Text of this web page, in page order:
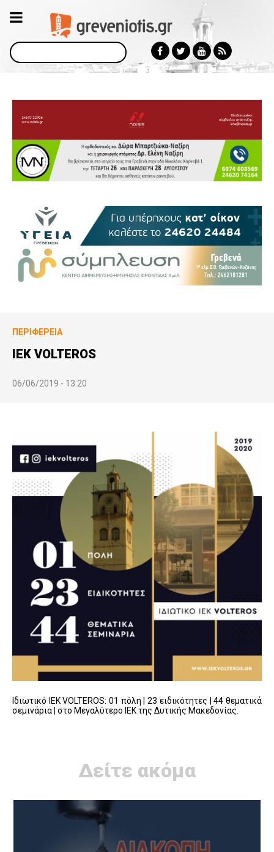
Αναζήτηση
ΠΕΡΙΦΈΡΕΙΑ
ΙΕΚ VOLTEROS
06/06/2019 - 13:20
Ιδιωτικό ΙΕΚ VOLTEROS: 01 πόλη | 23 ειδικότητες | 44 θεματικά
σεμινάρια | στο Μεγαλύτερο ΙΕΚ της Δυτικής Μακεδονίας.
Δείτε ακόμα